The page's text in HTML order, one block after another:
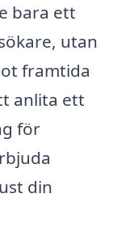
bara ett
utan
framtida
anlita ett
för
din